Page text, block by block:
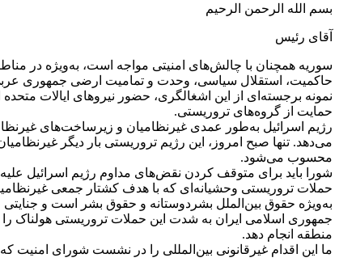
بسم الله الرحمن الرحیم
آقای رئیس
سوریه همچنان با چالش‌های امنیتی مواجه است، به‌ویژه در
حاکمیت، استقلال سیاسی، وحدت و تمامیت ارضی جمهوری
نمونه برجسته‌ای از این اشغالگری، حضور نیرو‌های ایالات
حمایت از گروه‌های تروریستی.
رژیم اسرائیل به‌طور عمدی غیرنظامیان و زیرساخت‌های
می‌دهد. تنها صبح امروز، این رژیم تروریستی بار دیگر
محسوب می‌شود.
شورا باید برای متوقف کردن نقض‌های مداوم رژیم اسرائیل
به‌ویژه حقوق بین‌الملل بشردوستانه و حقوق بشر است و
جمهوری اسلامی ایران به شدت این حملات تروریستی هولناک
منطقه انجام دهد.
ما این اقدام غیرقانونی بین‌المللی را در نشست شورای امنیت